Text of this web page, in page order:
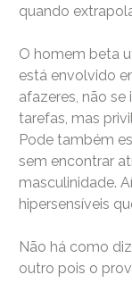
quando
O homem beta
está envolvido
afazeres, não
tarefas, mas
Pode também
sem encontrar
masculinidade.
hipersensíveis
Não há como
outro pois o